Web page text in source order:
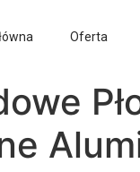
Oferta